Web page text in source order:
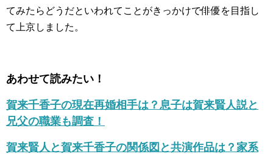
てみたらどうだといわれてことがきっかけで俳優を目指し
て上京しました。
あわせて読みたい！
賀来千香子の現在再婚相手は？息子は賀来賢人説と
兄父の職業も調査！
賀来賢人と賀来千香子の関係図と共演作品は？家系